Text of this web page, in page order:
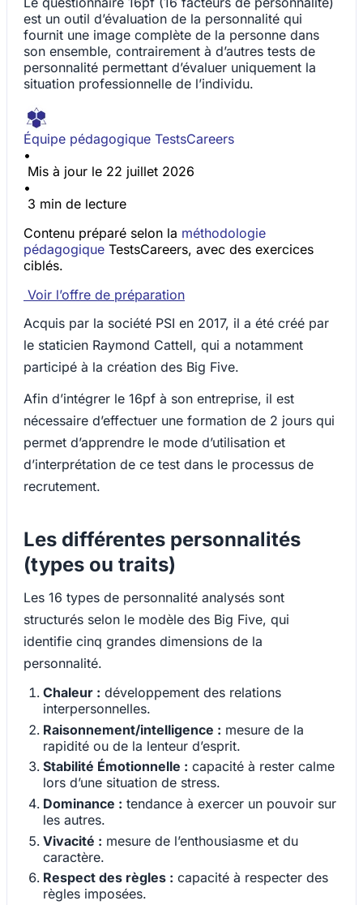
est un outil d’évaluation de la personnalité qui
fournit une image complète de la personne dans
son ensemble, contrairement à d’autres tests de
personnalité permettant d’évaluer uniquement la
situation professionnelle de l’individu.
Équipe pédagogique TestsCareers
•
Mis à jour le 22 juillet 2026
•
3 min de lecture
Contenu préparé selon la méthodologie
pédagogique TestsCareers, avec des exercices
ciblés.
Voir l’offre de préparation
Acquis par la société PSI en 2017, il a été créé par
le staticien Raymond Cattell, qui a notamment
participé à la création des Big Five.
Afin d’intégrer le 16pf à son entreprise, il est
nécessaire d’effectuer une formation de 2 jours qui
permet d’apprendre le mode d’utilisation et
d’interprétation de ce test dans le processus de
recrutement.
Les différentes personnalités
(types ou traits)
Les 16 types de personnalité analysés sont
structurés selon le modèle des Big Five, qui
identifie cinq grandes dimensions de la
personnalité.
Chaleur : développement des relations
interpersonnelles.
Raisonnement/intelligence : mesure de la
rapidité ou de la lenteur d’esprit.
Stabilité Émotionnelle : capacité à rester calme
lors d’une situation de stress.
Dominance : tendance à exercer un pouvoir sur
les autres.
Vivacité : mesure de l’enthousiasme et du
caractère.
Respect des règles : capacité à respecter des
règles imposées.